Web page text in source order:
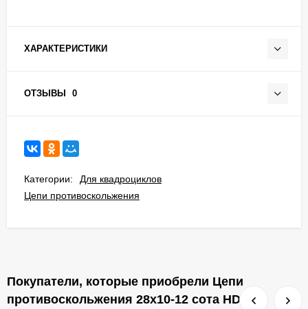
ХАРАКТЕРИСТИКИ
ОТЗЫВЫ 0
Категории:
Для квадроциклов
Цепи противоскольжения
Покупатели, которые приобрели Цепи
противоскольжения 28x10-12 сота HD для